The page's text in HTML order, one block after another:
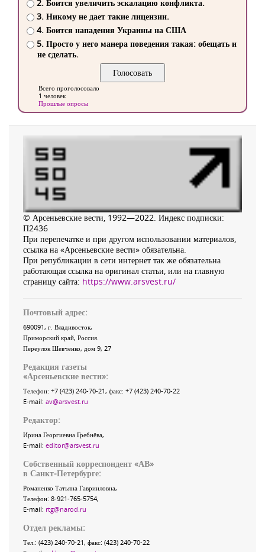
2. Боится увеличить эскалацию конфликта.
3. Никому не дает такие лицензии.
4. Боится нападения Украины на США
5. Просто у него манера поведения такая: обещать и
не сделать.
Всего проголосовало
1 человек
Прошлые опросы
© Арсеньевские вести, 1992—2022. Индекс подписки:
П2436
При перепечатке и при другом использовании материалов,
ссылка на «Арсеньевские вести» обязательна.
При републикации в сети интернет так же обязательна
работающая ссылка на оригинал статьи, или на главную
страницу сайта: https://www.arsvest.ru/
Почтовый адрес:
690091, г. Владивосток,
Приморский край, Россия.
Переулок Шевченко, дом 9, 27
Редакция газеты
«Арсеньевские вести»:
Телефон: +7 (423) 240-70-21, факс: +7 (423) 240-70-22
E-mail: av@arsvest.ru
Редактор:
Ирина Георгиевна Гребнёва,
E-mail: editor@arsvest.ru
Собственный корреспондент «АВ»
в Санкт-Петербурге:
Романенко Татьяна Гаврииловна,
Телефон: 8-921-765-5754,
E-mail: rtg@narod.ru
Отдел рекламы:
Тел.: (423) 240-70-21, факс: (423) 240-70-22